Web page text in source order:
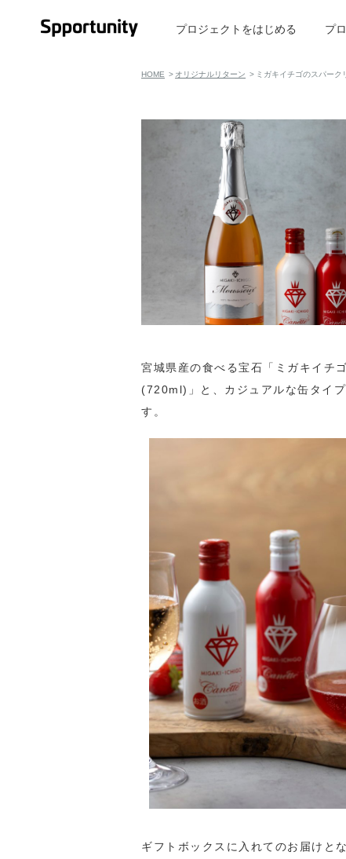
プロジェクトをはじめる プ
HOME オリジナルリターン ミガキイチゴのスパーク
宮城県産の食べる宝石「ミガキイチ
(720ml)」と、カジュアルな缶タイ
す。
ギフトボックスに入れてのお届けと